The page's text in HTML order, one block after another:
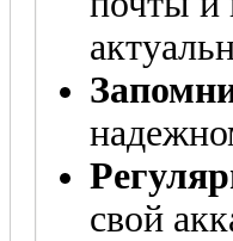
свой